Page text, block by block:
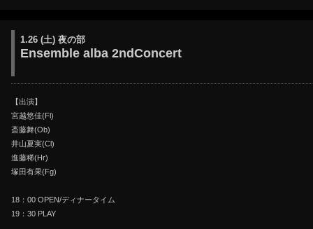
1.26 (土) 夜の部
Ensemble alba 2ndConcert
【出演】
宮越悠佳(Fl)
斎藤舞(Ob)
井山夏実(Cl)
進藤稀(Hr)
塚田有果(Fg)
18：00 OPEN/ディナータイム
19：30 PLAY